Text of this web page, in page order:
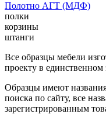
Полотно АГТ (МДФ)
полки
корзины
штанги
Все образцы мебели
проекту в единственном
Образцы имеют
поиска по сайту, все
зарегистрированным